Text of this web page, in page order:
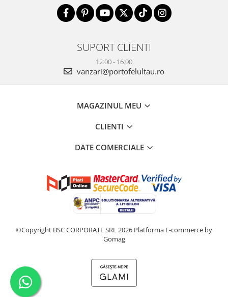
SUPORT CLIENTI
12:00 - 16:00
vanzari@portofelultau.ro
MAGAZINUL MEU
CLIENTI
DATE COMERCIALE
©Copyright BSC CORPORATE SRL 2026 Platforma E-commerce by
Gomag